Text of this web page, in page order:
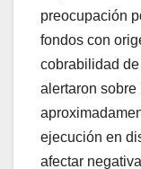
preocupación
fondos con
cobrabilidad
alertaron
ejecución en
afectar